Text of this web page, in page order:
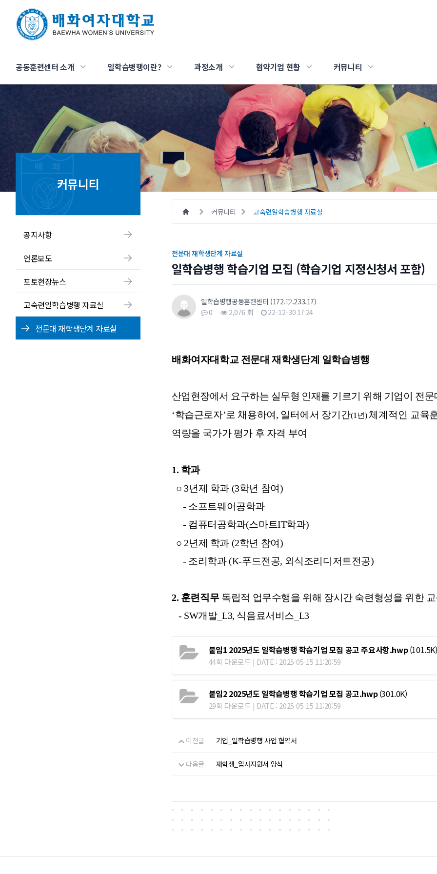
공동훈련센터 소개 일학습병행이란? 과정소개 협약기업 현황 커뮤니티
커뮤니티
공지사항
언론보도
포토현장뉴스
고숙련일학습병행 자료실
전문대 재학생단계 자료실
커뮤니티 고숙련일학습병행 자료실
전문대 재학생단계 자료실
일학습병행 학습기업 모집 (학습기업 지정신청서 포함)
일학습병행공동훈련센터 (172.♡.233.17)
0
2,076 회 22-12-30 17:24
배화여자대학교 전문대 재학생단계 일학습병행
산업현장에서 요구하는 실무형 인재를 기르기 위해 기업이 전
‘학습근로자’로 채용하여 , 일터에서 장기간(1 년) 체계적인 교육
역량을 국가가 평가 후 자격 부여
1. 학과
○ 3년제 학과 (3학년 참여)
- 소프트웨어공학과
- 컴퓨터공학과(스마트IT학과)
○ 2년제 학과 (2학년 참여)
- 조리학과 (K-푸드전공, 외식조리디저트전공)
2. 훈련직무 독립적 업무수행을 위해 장시간 숙련형성을 위한
- SW개발_L3, 식음료서비스_L3
붙임1 2025년도 일학습병행 학습기업 모집 공고 주요사항.hwp(101.5K)
44회 다운로드 | DATE : 2025-05-15 11:20:59
붙임2 2025년도 일학습병행 학습기업 모집 공고.hwp(301.0K)
29회 다운로드 | DATE : 2025-05-15 11:20:59
이전글 기업_일학습병행 사업 협약서
다음글 재학생_입사지원서 양식